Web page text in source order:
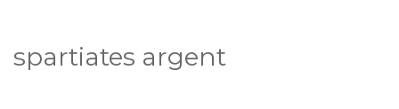
spartiates argent